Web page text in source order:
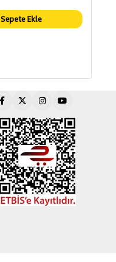
Sepete Ekle